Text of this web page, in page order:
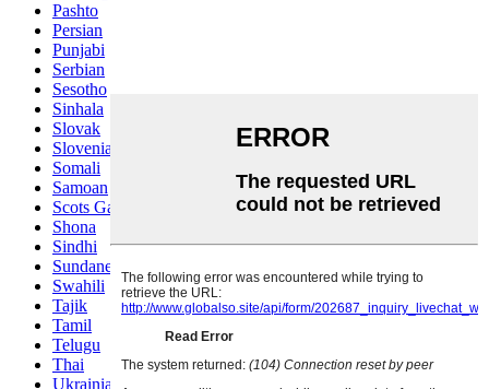
Pashto
Persian
Punjabi
Serbian
Sesotho
Sinhala
Slovak
Slovenian
Somali
Samoan
Scots Gaelic
Shona
Sindhi
Sundanese
Swahili
Tajik
Tamil
Telugu
Thai
Ukrainian